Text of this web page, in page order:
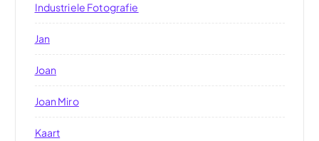
Industriele Fotografie
Jan
Joan
Joan Miro
Kaart